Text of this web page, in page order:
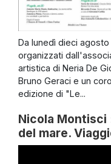
Da lunedì dieci
organizzati
artistica di Neria De
Bruno Geraci e un
edizione di "Le...
Nicola Montisci
del mare.